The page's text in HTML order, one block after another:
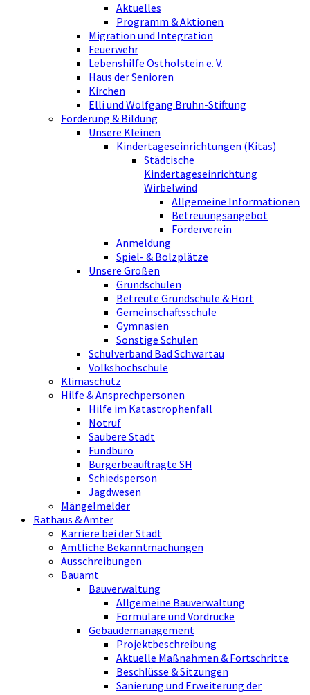
Aktuelles
Programm & Aktionen
Migration und Integration
Feuerwehr
Lebenshilfe Ostholstein e. V.
Haus der Senioren
Kirchen
Elli und Wolfgang Bruhn-Stiftung
Förderung & Bildung
Unsere Kleinen
Kindertageseinrichtungen (Kitas)
Städtische
Kindertageseinrichtung
Wirbelwind
Allgemeine Informationen
Betreuungsangebot
Förderverein
Anmeldung
Spiel- & Bolzplätze
Unsere Großen
Grundschulen
Betreute Grundschule & Hort
Gemeinschaftsschule
Gymnasien
Sonstige Schulen
Schulverband Bad Schwartau
Volkshochschule
Klimaschutz
Hilfe & Ansprechpersonen
Hilfe im Katastrophenfall
Notruf
Saubere Stadt
Fundbüro
Bürgerbeauftragte SH
Schiedsperson
Jagdwesen
Mängelmelder
Rathaus & Ämter
Karriere bei der Stadt
Amtliche Bekanntmachungen
Ausschreibungen
Bauamt
Bauverwaltung
Allgemeine Bauverwaltung
Formulare und Vordrucke
Gebäudemanagement
Projektbeschreibung
Aktuelle Maßnahmen & Fortschritte
Beschlüsse & Sitzungen
Sanierung und Erweiterung der